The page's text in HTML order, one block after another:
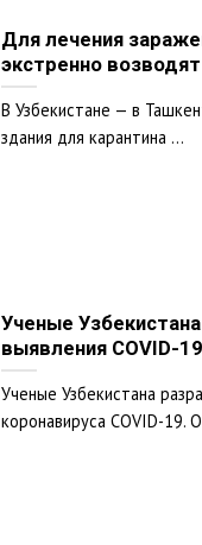
Для лечения
экстренно
В Узбекистане — в
здания для карантина ...
Ученые
выявления COVID-19
Ученые Узбекистана
коронавируса COVID-